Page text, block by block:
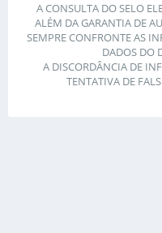
A CONSULTA DO SELO
ALÉM DA GARANTIA DE
SEMPRE CONFRONTE AS
DADOS DO
A DISCORDÂNCIA DE
TENTATIVA DE